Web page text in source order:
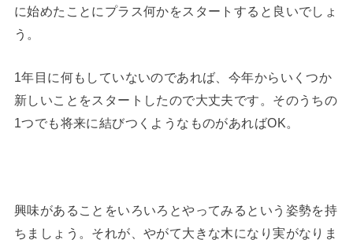
に始めたことにプラス何かをスタートすると良いでしょ
う。
1年目に何もしていないのであれば、今年からいくつか
新しいことをスタートしたので大丈夫です。そのうちの
1つでも将来に結びつくようなものがあればOK。
興味があることをいろいろとやってみるという姿勢を持
ちましょう。それが、やがて大きな木になり実がなりま